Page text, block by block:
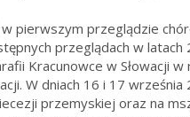
pierwszym przeglądzie
przeglądach w latach
Kracunowce w Słowacji w
W dniach 16 i 17 września
przemyskiej oraz na